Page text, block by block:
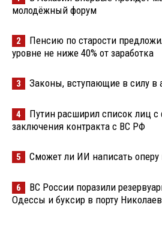
молодёжный форум
2
Пенсию по старости
уровне не ниже 40% от заработка
3 Законы, вступающие в силу в
4
Путин расширил список лиц
заключения контракта с ВС РФ
5 Сможет ли ИИ написать
6
ВС России поразили
Одессы и буксир в порту